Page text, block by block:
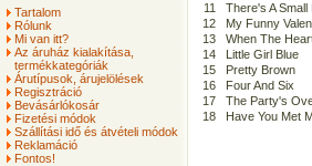
Tartalom
Rólunk
Mi van itt?
Az áruház kialakítása,
termékkategóriák
Árutípusok, árujelölések
Regisztráció
Bevásárlókosár
Fizetési módok
Szállítási idő és átvételi módok
Reklamáció
Fontos!
11
There's A Small
12
My Funny
13
When The
14
Little Girl Blue
15
Pretty Brown
16
Four And Six
17
The Party's
18
Have You Met